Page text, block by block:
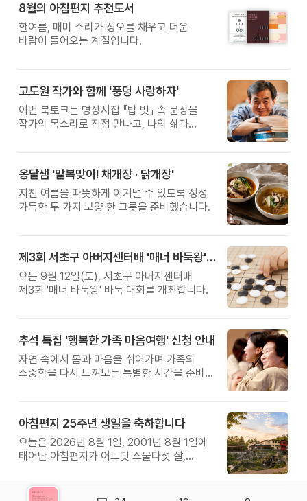
8월의 아침편지 추천도서
한여름, 매미 소리가 정오를 채우고 더운
바람이 들어오는 계절입니다.
고도원 작가와 함께 '풍덩 사랑하자'
이번 북토크는 명상시집 『밥 벗』 속 문장을
작가의 목소리로 직접 만나고, 나의 삶과
옹달샘 '말복맞이! 채개장 · 닭개장'
지친 여름을 따뜻하게 이겨낼 수 있도록 정성
가득한 두 가지 보양 한 그릇을 준비했습니다.
제3회 서초구 아버지센터배 '매너 바둑왕' 대회
오는 9월 12일(토), 서초구 아버지센터배
제3회 '매너 바둑왕' 바둑 대회를 개최합니다.
추석 특집 '행복한 가족 마음여행' 신청 안내
자연 속에서 몸과 마음을 쉬어가며 가족의
소중함을 다시 느껴보는 특별한 시간을 준비해
아침편지 25주년 생일을 축하합니다
오늘은 2026년 8월 1일, 2001년 8월 1일에
태어난 아침편지가 어느덧 스물다섯 살,